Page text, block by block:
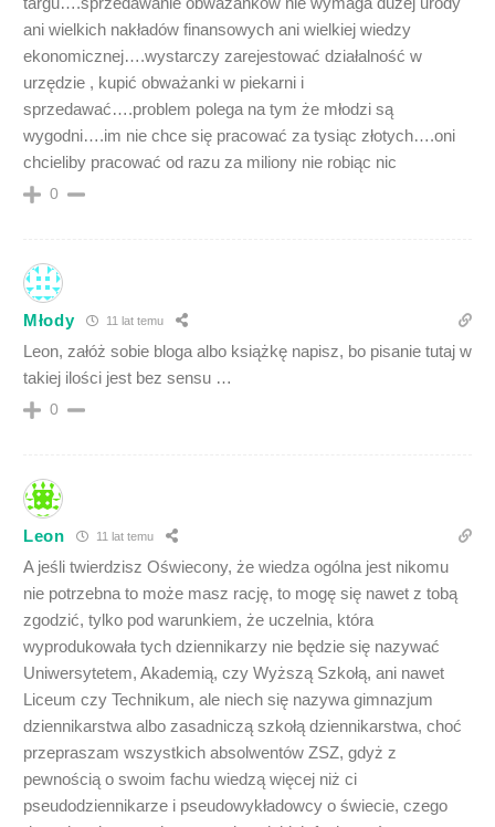
ani wielkich nakładów finansowych ani wielkiej wiedzy
ekonomicznej….wystarczy zarejestować działalność w
urzędzie , kupić obważanki w piekarni i
sprzedawać….problem polega na tym że młodzi są
wygodni….im nie chce się pracować za tysiąc złotych….oni
chcieliby pracować od razu za miliony nie robiąc nic
0
Młody 11 lat temu
Leon, załóż sobie bloga albo książkę napisz, bo pisanie tutaj w
takiej ilości jest bez sensu …
0
Leon 11 lat temu
A jeśli twierdzisz Oświecony, że wiedza ogólna jest nikomu
nie potrzebna to może masz rację, to mogę się nawet z tobą
zgodzić, tylko pod warunkiem, że uczelnia, która
wyprodukowała tych dziennikarzy nie będzie się nazywać
Uniwersytetem, Akademią, czy Wyższą Szkołą, ani nawet
Liceum czy Technikum, ale niech się nazywa gimnazjum
dziennikarstwa albo zasadniczą szkołą dziennikarstwa, choć
przepraszam wszystkich absolwentów ZSZ, gdyż z
pewnością o swoim fachu wiedzą więcej niż ci
pseudodziennikarze i pseudowykładowcy o świecie, czego